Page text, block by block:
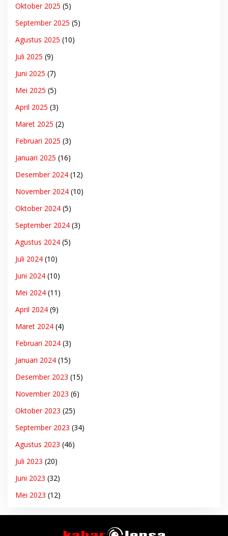
Oktober 2025 (5)
September 2025 (5)
Agustus 2025 (10)
Juli 2025 (9)
Juni 2025 (7)
Mei 2025 (5)
April 2025 (3)
Maret 2025 (2)
Februari 2025 (3)
Januari 2025 (16)
Desember 2024 (12)
November 2024 (10)
Oktober 2024 (5)
September 2024 (3)
Agustus 2024 (5)
Juli 2024 (10)
Juni 2024 (10)
Mei 2024 (11)
April 2024 (9)
Maret 2024 (4)
Februari 2024 (3)
Januari 2024 (15)
Desember 2023 (15)
November 2023 (6)
Oktober 2023 (25)
September 2023 (34)
Agustus 2023 (46)
Juli 2023 (20)
Juni 2023 (32)
Mei 2023 (12)